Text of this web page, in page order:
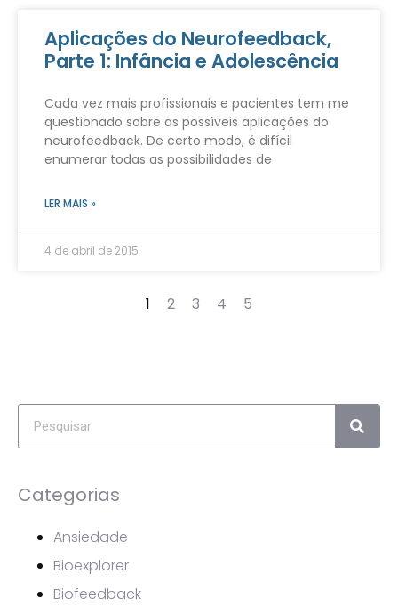
Aplicações do Neurofeedback,
Parte 1: Infância e Adolescência
Cada vez mais profissionais e pacientes tem me
questionado sobre as possíveis aplicações do
neurofeedback. De certo modo, é difícil
enumerar todas as possibilidades de
LER MAIS »
4 de abril de 2015
1 2 3 4 5
Categorias
Ansiedade
Bioexplorer
Biofeedback